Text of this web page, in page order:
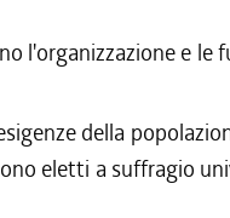
l'organizzazione e le
della
eletti a suffragio